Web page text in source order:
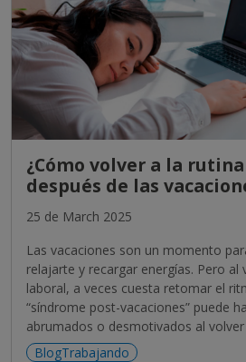
¿Cómo volver a la
después de las
25 de March 2025
Las vacaciones son un momento
relajarte y recargar energías. Pero al
laboral, a veces cuesta retomar el
“síndrome post-vacaciones” puede
abrumados o desmotivados al volver
BlogTrabajando